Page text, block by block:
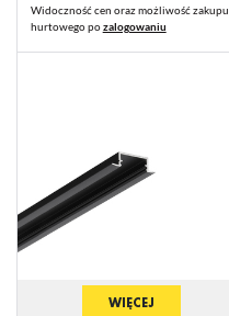
Widoczność cen oraz możliwość zakupu
hurtowego pozalogowaniu
WIĘCEJ